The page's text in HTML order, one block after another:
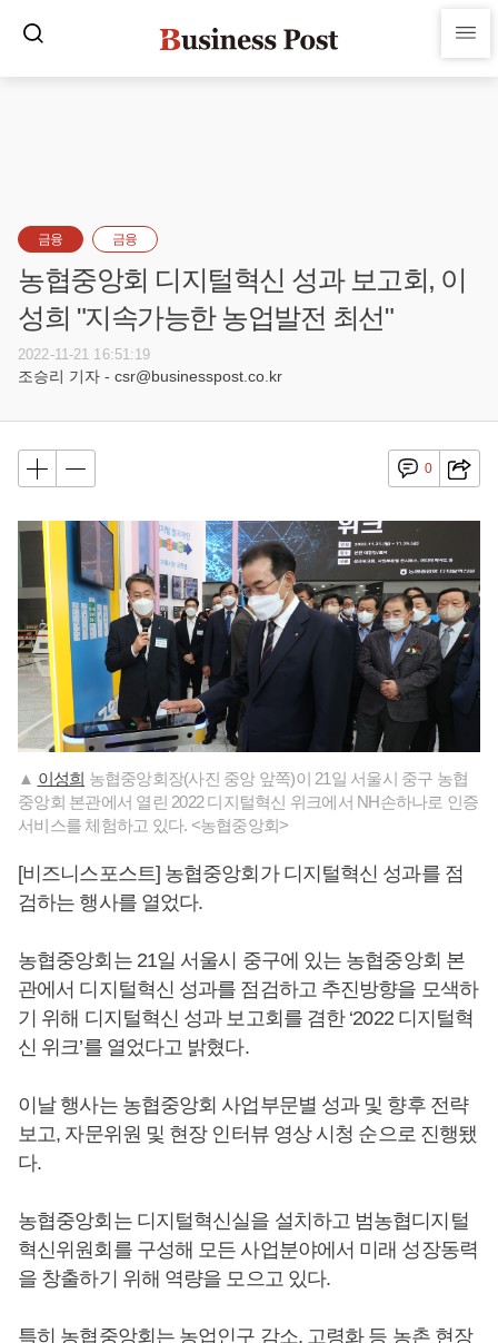
금융 금융
농협중앙회 디지털혁신 성과 보고회, 이
성희 "지속가능한 농업발전 최선"
2022-11-21 16:51:19
조승리 기자 - csr@businesspost.co.kr
0
▲ 이성희 농협중앙회장(사진 중앙 앞쪽)이 21일 서울시 중구 농협
중앙회 본관에서 열린 2022 디지털혁신 위크에서 NH손하나로 인증
서비스를 체험하고 있다. <농협중앙회>
[비즈니스포스트] 농협중앙회가 디지털혁신 성과를 점
검하는 행사를 열었다.
농협중앙회는 21일 서울시 중구에 있는 농협중앙회 본
관에서 디지털혁신 성과를 점검하고 추진방향을 모색하
기 위해 디지털혁신 성과 보고회를 겸한 ‘2022 디지털혁
신 위크’를 열었다고 밝혔다.
이날 행사는 농협중앙회 사업부문별 성과 및 향후 전략
보고, 자문위원 및 현장 인터뷰 영상 시청 순으로 진행됐
다.
농협중앙회는 디지털혁신실을 설치하고 범농협디지털
혁신위원회를 구성해 모든 사업분야에서 미래 성장동력
을 창출하기 위해 역량을 모으고 있다.
특히 농협중앙회는 농업인구 감소, 고령화 등 농촌 현장